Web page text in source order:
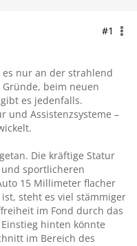
#1
es nur an der strahlend
Gründe, beim neuen
es jedenfalls.
und Assistenzsysteme –
Die kräftige Statur
sportlicheren
15 Millimeter flacher
steht es viel stämmiger
im Fond durch das
hinten könnte
im Bereich des